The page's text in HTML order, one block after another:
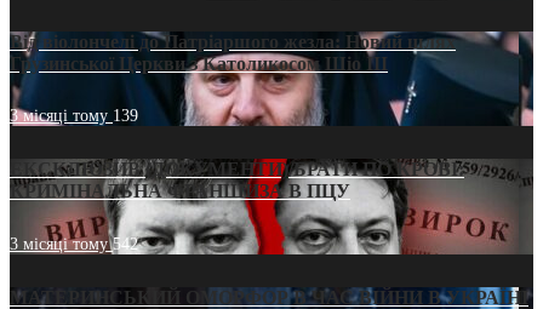
Від віолончелі до Патріаршого жезла: Новий шлях
Грузинської Церкви з Католикосом Шіо III
3 місяці тому 139
ЕКСКЛЮЗИВ (ДОКУМЕНТИ)/БРАТИ ПО КРОВІ:
КРИМІНАЛЬНА ФРАНШИЗА В ПЦУ
3 місяці тому542
МАТЕРИНСЬКИЙ ОМОРФОР В ЧАС ВІЙНИ В УКРАЇНІ